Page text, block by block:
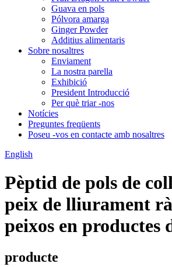
Guava en pols
Pólvora amarga
Ginger Powder
Additius alimentaris
Sobre nosaltres
Enviament
La nostra parella
Exhibició
President Introducció
Per què triar -nos
Notícies
Preguntes freqüents
Poseu -vos en contacte amb nosaltres
English
Pèptid de pols de
peix de lliurament
peixos en productes
producte